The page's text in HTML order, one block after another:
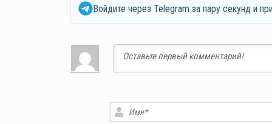
Войдите через Telegram за пару секунд и